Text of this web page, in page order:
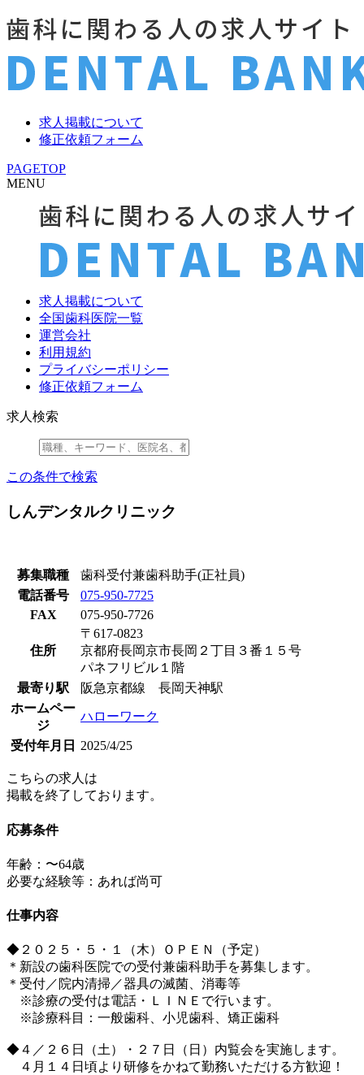
求人掲載について
修正依頼フォーム
PAGETOP
MENU
求人掲載について
全国歯科医院一覧
運営会社
利用規約
プライバシーポリシー
修正依頼フォーム
求人検索
この条件で検索
しんデンタルクリニック
募集職種
歯科受付兼歯科助手(正社員)
電話番号
075-950-7725
FAX
075-950-7726
住所
〒617-0823
京都府長岡京市長岡２丁目３番１５号
パネフリビル１階
最寄り駅
阪急京都線 長岡天神駅
ホームペー
ジ
ハローワーク
受付年月日 2025/4/25
こちらの求人は
掲載を終了しております。
応募条件
年齢：〜64歳
必要な経験等：あれば尚可
仕事内容
◆２０２５・５・１（木）ＯＰＥＮ（予定）
＊新設の歯科医院での受付兼歯科助手を募集します。
＊受付／院内清掃／器具の滅菌、消毒等
※診療の受付は電話・ＬＩＮＥで行います。
※診療科目：一般歯科、小児歯科、矯正歯科
◆４／２６日（土）・２７日（日）内覧会を実施します。
４月１４日頃より研修をかねて勤務いただける方歓迎！